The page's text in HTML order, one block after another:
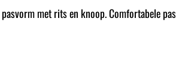
met rits en knoop. Comfortabele